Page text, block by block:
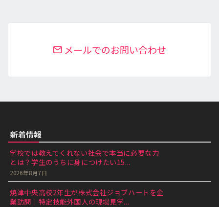
メールでのお問い合わせ
新着情報
学校では教えてくれない社会で本当に必要な力
とは？学生のうちに身につけたい15...
2026年8月7日
焼津中央高校2年生が株式会社ジョブハートを企
業訪問｜特定技能外国人の現場見学...